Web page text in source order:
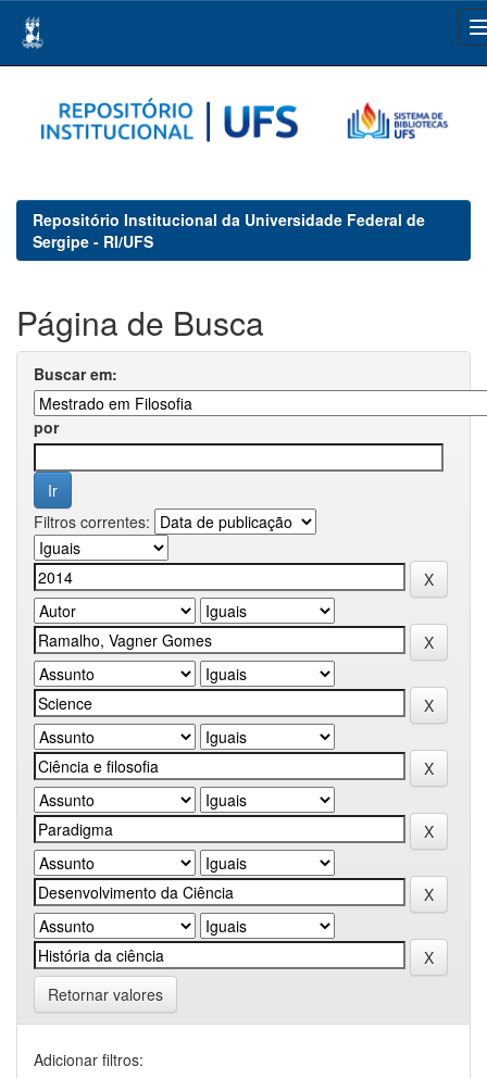
navigation
Repositório Institucional da Universidade Federal de
Sergipe - RI/UFS
Página de Busca
Buscar em:
por
Filtros correntes:
Retornar valores
Adicionar filtros: